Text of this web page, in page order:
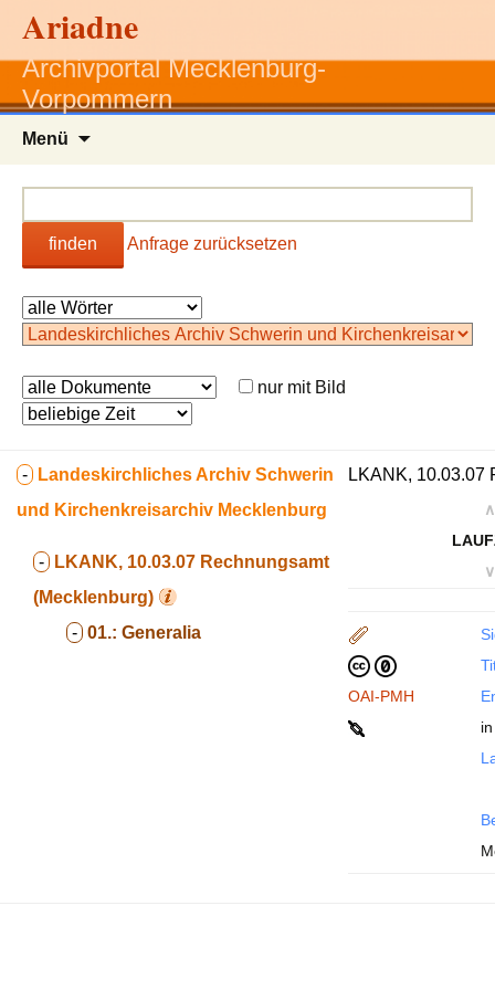
Ariadne
Archivportal Mecklenburg-
Vorpommern
Menü
finden Anfrage zurücksetzen
nur mit Bild
- Landeskirchliches Archiv Schwerin
und Kirchenkreisarchiv Mecklenburg
- LKANK, 10.03.07 Rechnungsamt
(Mecklenburg)
- 01.: Generalia
LKANK, 10.03.07
∧
∨
OAI-PMH